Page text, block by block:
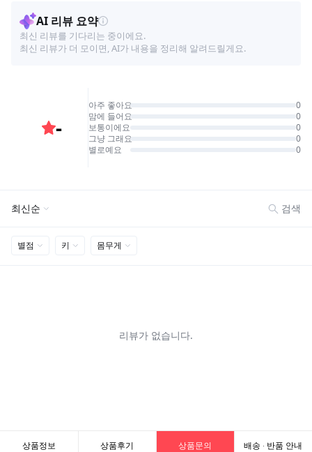
상품정보 상품후기 상품문의 배송 · 반품 안내